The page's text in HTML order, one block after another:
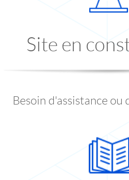
Site en
Besoin d'assistance